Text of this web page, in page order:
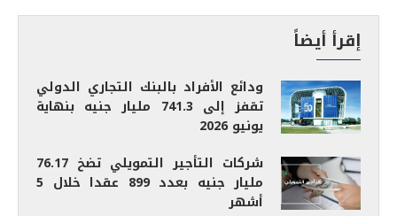
إقرأ أيضاً
ودائع الأفراد بالبنك التجاري الدولي
تقفز إلى 741.3 مليار جنيه بنهاية
يونيو 2026
شركات التأجير التمويلي تضخ 76.17
مليار جنيه بعدد 899 عقدا خلال 5
أشهر